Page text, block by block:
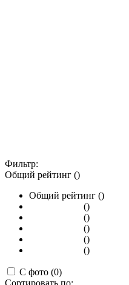
Фильтр:
Общий рейтинг ()
Общий рейтинг ()
()
()
()
()
()
С фото (0)
Сортировать по: